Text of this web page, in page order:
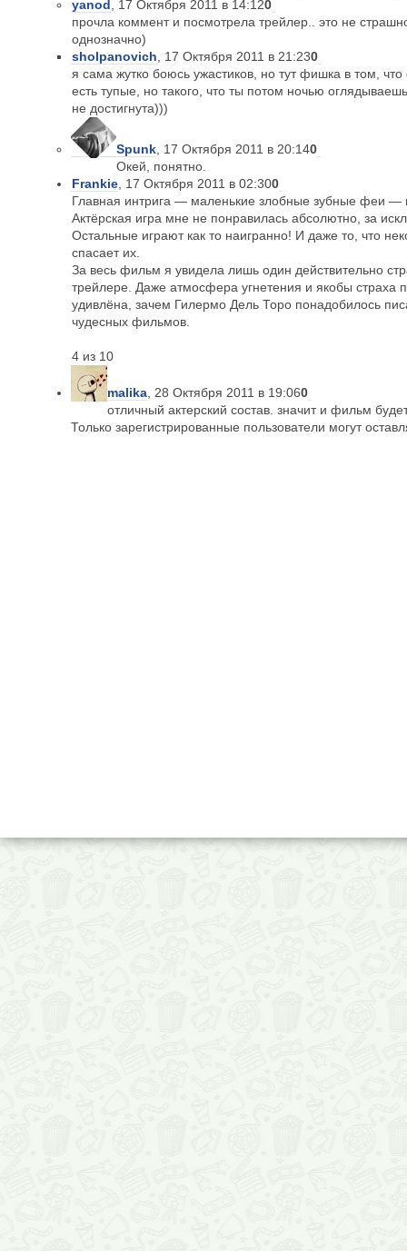
yanod , 17 Октября 2011 в 14:120
прочла коммент и посмотрела трейлер.. это не
однозначно)
sholpanovich , 17 Октября 2011 в 21:230
я сама жутко боюсь ужастиков, но тут фишка в том,
есть тупые, но такого, что ты потом ночью
не достигнута)))
Spunk , 17 Октября 2011 в 20:140
Окей, понятно.
Frankie , 17 Октября 2011 в 02:300
Главная интрига — маленькие злобные зубные феи —
Актёрская игра мне не понравилась абсолютно, за
Остальные играют как то наигранно! И даже то, что
спасает их.
За весь фильм я увидела лишь один действительно
трейлере. Даже атмосфера угнетения и якобы
удивлёна, зачем Гилермо Дель Торо понадобилось
чудесных фильмов.
4 из 10
malika , 28 Октября 2011 в 19:060
отличный актерский состав. значит и фильм
Только зарегистрированные пользователи могут